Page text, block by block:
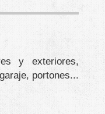
y exteriores,
portones...